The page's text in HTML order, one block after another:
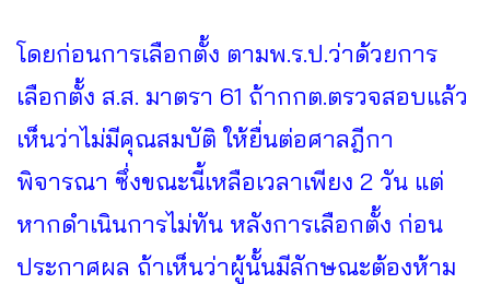
โดยก่อนการเลือกตั้ง ตามพ.ร.ป.ว่าด้วยการ
เลือกตั้ง ส.ส. มาตรา 61 ถ้ากกต.ตรวจสอบแล้ว
เห็นว่าไม่มีคุณสมบัติ ให้ยื่นต่อศาลฎีกา
พิจารณา ซึ่งขณะนี้เหลือเวลาเพียง 2 วัน แต่
หากดำเนินการไม่ทัน หลังการเลือกตั้ง ก่อน
ประกาศผล ถ้าเห็นว่าผู้นั้นมีลักษณะต้องห้าม